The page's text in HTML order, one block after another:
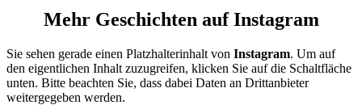
Mehr Geschichten auf Instagram
Sie sehen gerade einen Platzhalterinhalt von Instagram. Um auf
den eigentlichen Inhalt zuzugreifen, klicken Sie auf die Schaltfläche
unten. Bitte beachten Sie, dass dabei Daten an Drittanbieter
weitergegeben werden.